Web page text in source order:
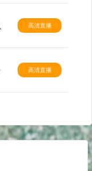
高清直播
高清直播